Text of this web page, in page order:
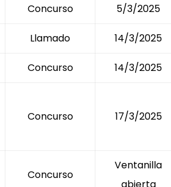
Concurso 5/3/2025
Llamado 14/3/2025
Concurso 14/3/2025
Concurso 17/3/2025
Concurso
Ventanilla